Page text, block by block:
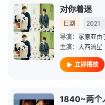
对你着迷
日剧 2021
导演： 冢原亚由
主演： 大西流星
立即播放
1840~两个